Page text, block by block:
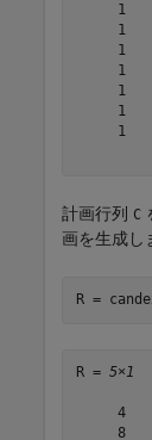
1
1
1
1
1
1
1
計画行列 C
画を生成し
R =
R = 5×1
     4
     8